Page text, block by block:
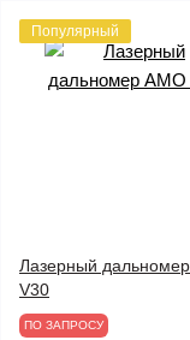
Популярный
Лазерный
V30
ПО ЗАПРОСУ